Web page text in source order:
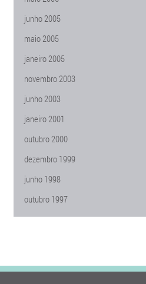
junho 2005
maio 2005
janeiro 2005
novembro 2003
junho 2003
janeiro 2001
outubro 2000
dezembro 1999
junho 1998
outubro 1997